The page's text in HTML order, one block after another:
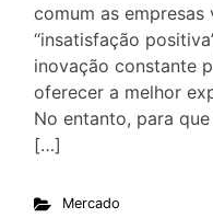
comum as empresas
“insatisfação
inovação constante
oferecer a melhor
No entanto, para
[…]
Mercado